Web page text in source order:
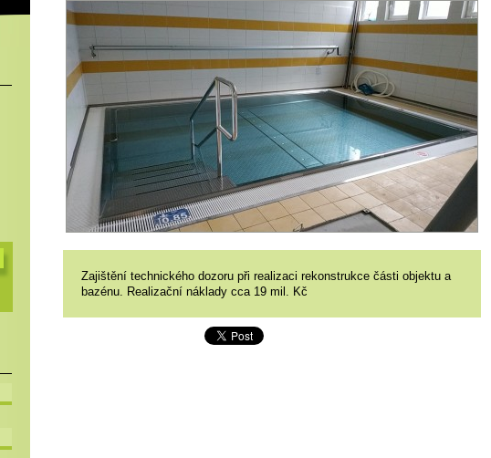
Zajištění technického dozoru při realizaci rekonstrukce části objektu a
bazénu. Realizační náklady cca 19 mil. Kč